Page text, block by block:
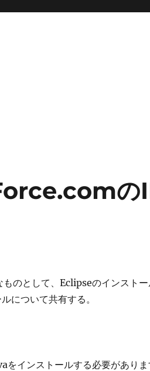
の
のとして、Eclipseのインスト
について共有する。
インストールする必要がありま